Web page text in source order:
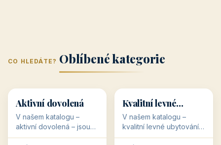
CO HLEDÁTE? Oblíbené kategorie
🥾 36 objektů
Aktivní dovolená
V našem katalogu –
aktivní dovolená – jsou
pro Vás připraveny
💰
💰
34 objektů
Kvalitní levné
ubytování
V našem katalogu –
kvalitní levné ubytování –
jsou pro Vás připraveny